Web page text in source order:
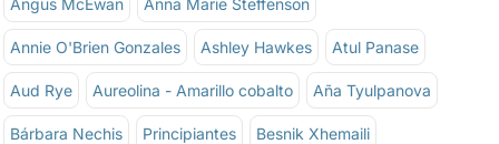
Annie O'Brien Gonzales Ashley Hawkes Atul Panase
Aud Rye Aureolina - Amarillo cobalto Aña Tyulpanova
Bárbara Nechis Principiantes Besnik Xhemaili